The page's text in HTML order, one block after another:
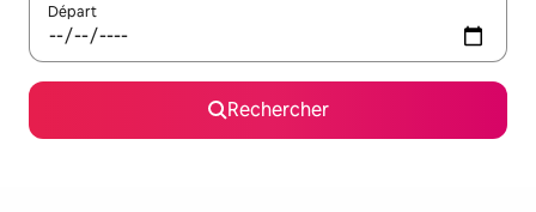
Départ
Rechercher